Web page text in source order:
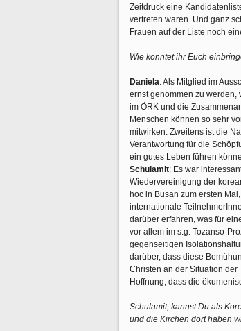
Zeitdruck eine
vertreten waren. Und ganz
Frauen auf der Liste noch
Wie konntet ihr Euch
Daniela: Als Mitglied im
ernst genommen zu werden,
im ÖRK und die
Menschen können so sehr
mitwirken. Zweitens ist die
Verantwortung für die
ein gutes Leben führen
Schulamit: Es war
Wiedervereinigung der
hoc in Busan zum ersten
internationale
darüber erfahren, was für
vor allem im s.g. Tozanso-
gegenseitigen
darüber, dass diese
Christen an der Situation
Hoffnung, dass die
Schulamit, kannst Du als
und die Kirchen dort haben